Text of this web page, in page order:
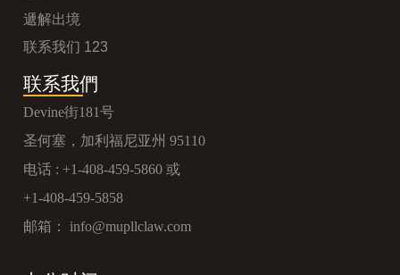
遞解出境
联系我们 123
联系我們
Devine街181号
圣何塞，加利福尼亚州 95110
电话 : +1-408-459-5860 或
+1-408-459-5858
邮箱： info@mupllclaw.com